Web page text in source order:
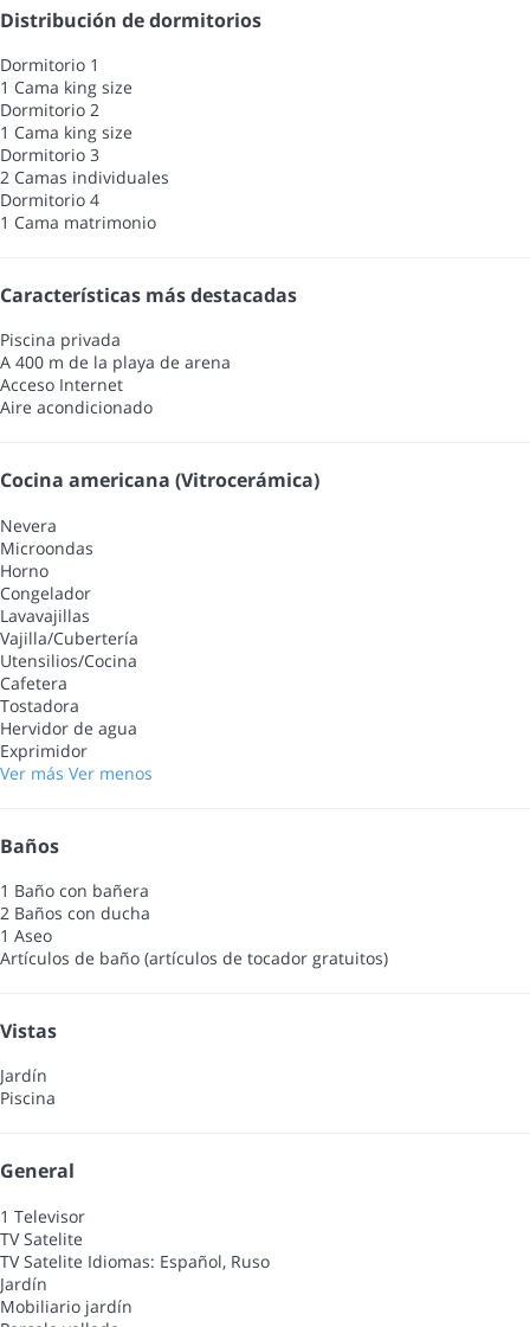
Distribución de dormitorios
Dormitorio 1
1 Cama king size
Dormitorio 2
1 Cama king size
Dormitorio 3
2 Camas individuales
Dormitorio 4
1 Cama matrimonio
Características más destacadas
Piscina privada
A 400 m de la playa de arena
Acceso Internet
Aire acondicionado
Cocina americana (Vitrocerámica)
Nevera
Microondas
Horno
Congelador
Lavavajillas
Vajilla/Cubertería
Utensilios/Cocina
Cafetera
Tostadora
Hervidor de agua
Exprimidor
Ver más Ver menos
Baños
1 Baño con bañera
2 Baños con ducha
1 Aseo
Artículos de baño (artículos de tocador gratuitos)
Vistas
Jardín
Piscina
General
1 Televisor
TV Satelite
TV Satelite Idiomas: Español, Ruso
Jardín
Mobiliario jardín